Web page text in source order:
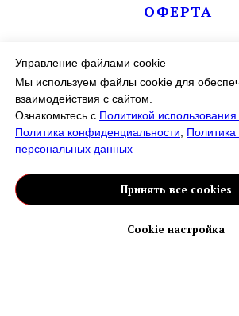
Управление файлами cookie
Мы используем файлы cookie для
взаимодействия с сайтом.
Ознакомьтесь с Политикой
Политика конфиденциальности, Политика
персональных данных
Принять все cookies
Cookie настройка
ОФЕРТА
ФАЙЛОВ COOKIE
ДОГОВОР УСЛУГ
КОНТРОЛИРУЮЩИЕ
ОБРАЩАЕМ ВАШЕ ВНИМАНИЕ НА
ИНФОРМАЦИОННЫЙ ХАРАКТЕР И